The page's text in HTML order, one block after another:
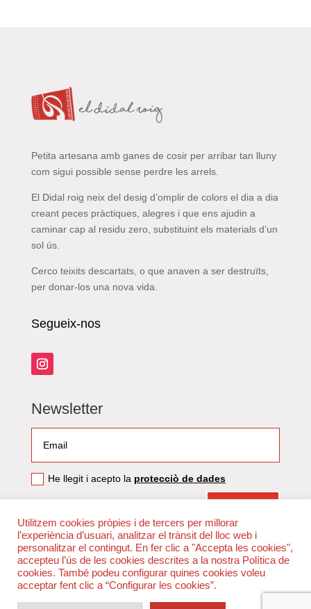
Petita artesana amb ganes de cosir per arribar tan lluny
com sigui possible sense perdre les arrels.
El Didal roig neix del desig d’omplir de colors el dia a dia
creant peces pràctiques, alegres i que ens ajudin a
caminar cap al residu zero, substituint els materials d’un
sol ús.
Cerco teixits descartats, o que anaven a ser destruïts,
per donar-los una nova vida.
Segueix-nos
Newsletter
He llegit i acepto la protecciò de dades
Utilitzem cookies pròpies i de tercers per millorar
l’experiència d’usuari, analitzar el trànsit del lloc web i
personalitzar el contingut. En fer clic a "Accepta les cookies",
accepteu l’ús de les cookies descrites a la nostra Política de
cookies. També podeu configurar quines cookies voleu
acceptar fent clic a “Configurar les cookies”.